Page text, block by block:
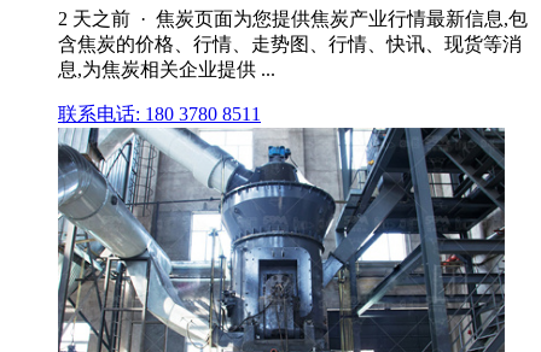
2 天之前 · 焦炭页面为您提供焦炭产业行情最新信息,包
含焦炭的价格、行情、走势图、行情、快讯、现货等消
息,为焦炭相关企业提供 ...
联系电话: 180 3780 8511